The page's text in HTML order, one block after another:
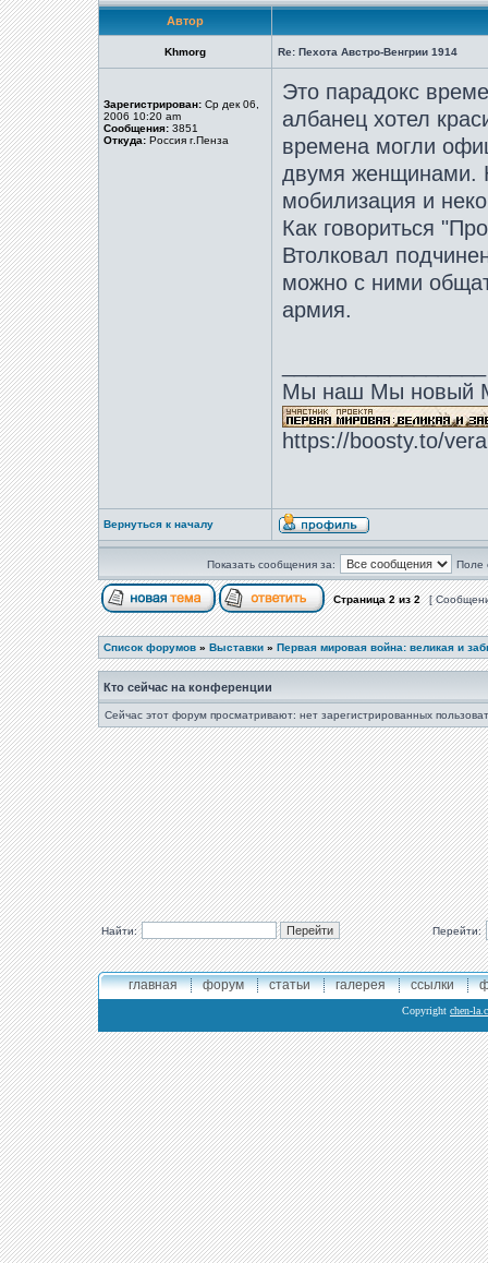
Автор
Khmorg Re: Пехота Австро-Венгрии 1914
Зарегистрирован: Ср дек 06,
2006 10:20 am
Сообщения: 3851
Откуда: Россия г.Пенза
Это парадокс
албанец хотел
времена могли
двумя женщинами.
мобилизация и
Как говориться
Втолковал
можно с ними
армия.
Мы наш Мы новый
https://boosty.to/
Вернуться к началу
Показать сообщения за: Поле
Страница2из2 [
Список форумов » Выставки » Первая мировая война: великая и
Кто сейчас на конференции
Сейчас этот форум просматривают: нет зарегистрированных
Найти: Перейти:
главная форум статьи галерея ссылки
Copyright chen-